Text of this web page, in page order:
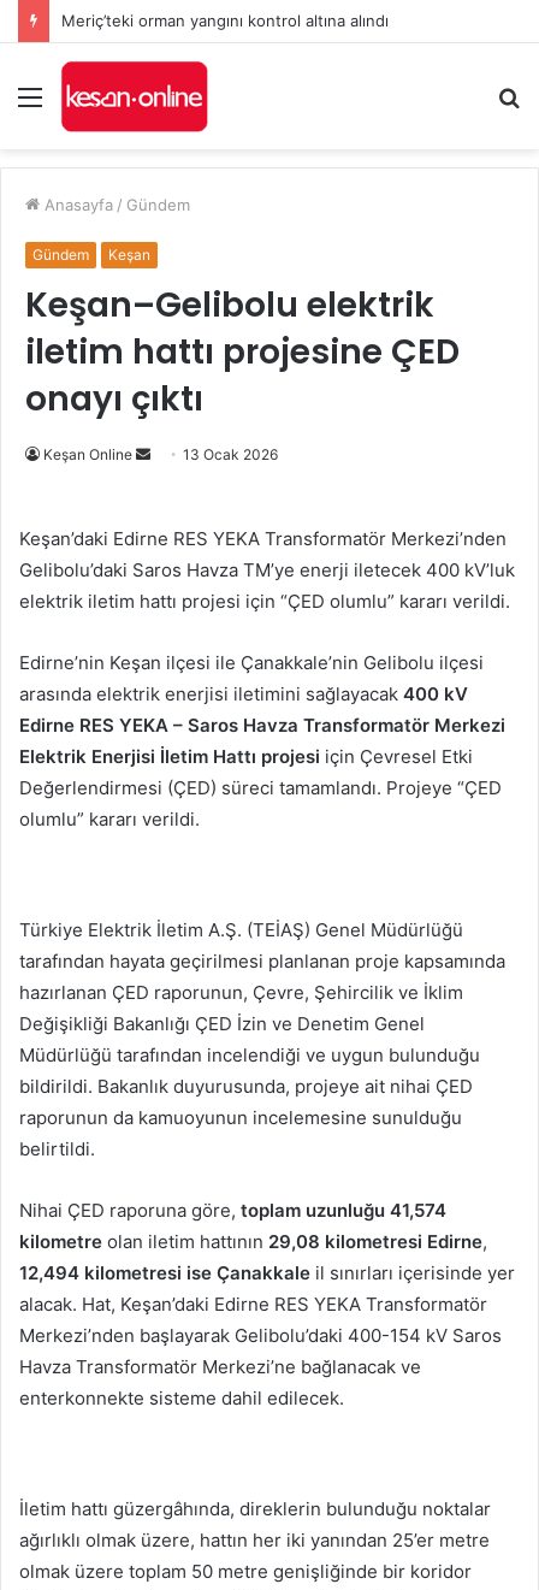
Meriç’teki orman yangını kontrol altına alındı
Menü
...
Anasayfa / Gündem
Gündem Keşan
Keşan–Gelibolu elektrik
iletim hattı projesine ÇED
onayı çıktı
Keşan Online
Bir
göndermek
13 Ocak 2026
Keşan’daki Edirne RES YEKA Transformatör Merkezi’nden
Gelibolu’daki Saros Havza TM’ye enerji iletecek 400 kV’luk
elektrik iletim hattı projesi için “ÇED olumlu” kararı verildi.
Edirne’nin Keşan ilçesi ile Çanakkale’nin Gelibolu ilçesi
arasında elektrik enerjisi iletimini sağlayacak 400 kV
Edirne RES YEKA – Saros Havza Transformatör Merkezi
Elektrik Enerjisi İletim Hattı projesi için Çevresel Etki
Değerlendirmesi (ÇED) süreci tamamlandı. Projeye “ÇED
olumlu” kararı verildi.
Türkiye Elektrik İletim A.Ş. (TEİAŞ) Genel Müdürlüğü
tarafından hayata geçirilmesi planlanan proje kapsamında
hazırlanan ÇED raporunun, Çevre, Şehircilik ve İklim
Değişikliği Bakanlığı ÇED İzin ve Denetim Genel
Müdürlüğü tarafından incelendiği ve uygun bulunduğu
bildirildi. Bakanlık duyurusunda, projeye ait nihai ÇED
raporunun da kamuoyunun incelemesine sunulduğu
belirtildi.
Nihai ÇED raporuna göre, toplam uzunluğu 41,574
kilometre olan iletim hattının 29,08 kilometresi Edirne,
12,494 kilometresi ise Çanakkale il sınırları içerisinde yer
alacak. Hat, Keşan’daki Edirne RES YEKA Transformatör
Merkezi’nden başlayarak Gelibolu’daki 400-154 kV Saros
Havza Transformatör Merkezi’ne bağlanacak ve
enterkonnekte sisteme dahil edilecek.
İletim hattı güzergâhında, direklerin bulunduğu noktalar
ağırlıklı olmak üzere, hattın her iki yanından 25’er metre
olmak üzere toplam 50 metre genişliğinde bir koridor